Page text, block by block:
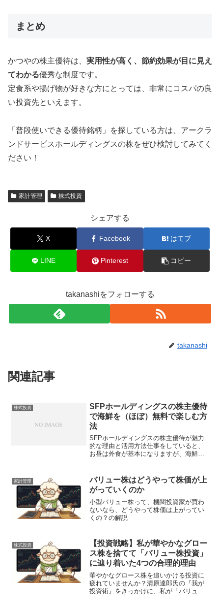
まとめ
かつやの株主優待は、 実用性が高く、節約効果が目に見え
てわかる優秀な制度です。
定食系や揚げ物が好きな方にとっては、非常にコスパの良
い投資先といえます。
「普段使いできる優待銘柄」を探している方は、アークラ
ンドサービスホールディングスの株をぜひ検討してみてく
ださい！
家計管理 株式投資
シェアする
X Facebook はてブ
LINE Pinterest コピー
takanashiをフォローする
takanashi
関連記事
株式投資
SFPホールディングスの株主優待
で海鮮を（ほぼ）無料で楽しむ方
法
SFPホールディングスの株主優待が魅力
的な理由と活用方法仕事をしていると、
お昼は外食が基本になりますが、海鮮
待でカバーしています。SFPホールディ
ングス（以下、SFP）...
家計管理
バリュー株はどうやって株価が上
がっていくのか
小型バリュー株って、機関投資家が買わ
ないなら、どうやって株価は上がってい
くの？の解説
株式投資
【投資戦略】私が華やかなグロー
ス株を捨てて「バリュー株投資」
に辿り着いた4つの合理的理由
華やかなグロース株を追いかける投資に
疲れていませんか？清原達郎氏の『我が
投資術』をきっかけに、私が「バリュー